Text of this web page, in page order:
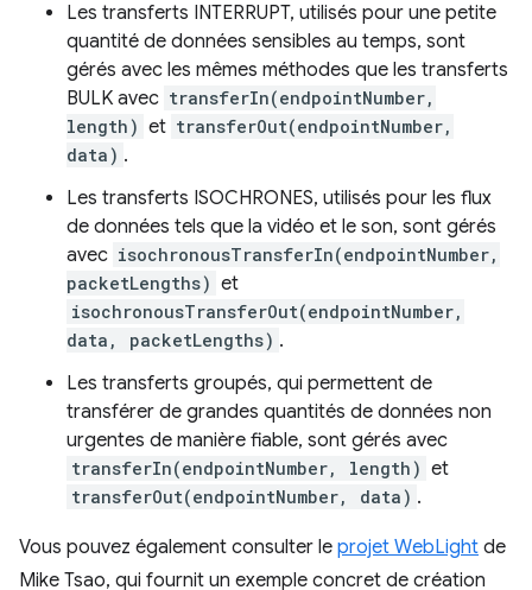
Les transferts INTERRUPT, utilisés pour une petite
quantité de données sensibles au temps, sont
gérés avec les mêmes méthodes que les transferts
BULK avec transferIn(endpointNumber,
length) et transferOut(endpointNumber,
data) .
Les transferts ISOCHRONES, utilisés pour les flux
de données tels que la vidéo et le son, sont gérés
avec isochronousTransferIn(endpointNumber,
packetLengths) et
isochronousTransferOut(endpointNumber,
data, packetLengths) .
Les transferts groupés, qui permettent de
transférer de grandes quantités de données non
urgentes de manière fiable, sont gérés avec
transferIn(endpointNumber, length) et
transferOut(endpointNumber, data) .
Vous pouvez également consulter le projet WebLight de
Mike Tsao, qui fournit un exemple concret de création